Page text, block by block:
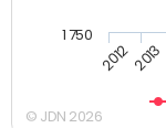
2012 2013
1 750
© JDN 2026